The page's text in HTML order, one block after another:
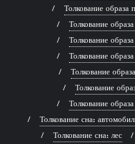
Толкование образа
Толкование
Толкование
Толкование
Толкование
Толкование
Толкование
Толкование сна:
Толкование сна: лес